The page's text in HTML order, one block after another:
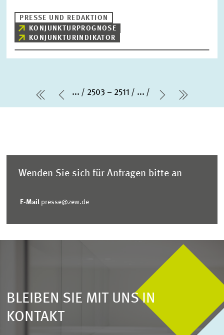
PRESSE UND REDAKTION
KONJUNKTURPROGNOSE
KONJUNKTURINDIKATOR
erste Seite
Vorherige Seite
... 2503 – 2511 ...
Nächste
letzte
Wenden Sie sich für Anfragen bitte an
E-Mail presse@zew.de
BLEIBEN SIE MIT UNS IN
KONTAKT